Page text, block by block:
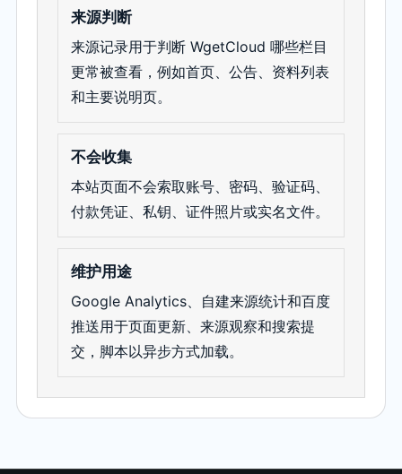
来源判断
来源记录用于判断 WgetCloud 哪些栏目
更常被查看，例如首页、公告、资料列表
和主要说明页。
不会收集
本站页面不会索取账号、密码、验证码、
付款凭证、私钥、证件照片或实名文件。
维护用途
Google Analytics、自建来源统计和百度
推送用于页面更新、来源观察和搜索提
交，脚本以异步方式加载。